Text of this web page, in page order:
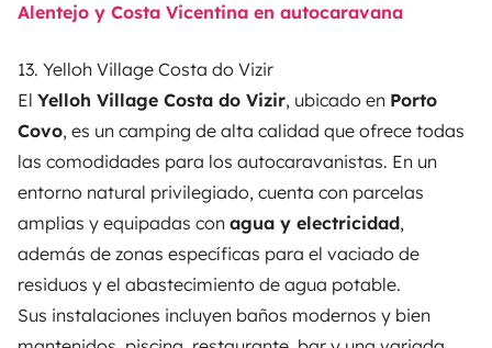
Alentejo y Costa Vicentina en autocaravana
13. Yelloh Village Costa do Vizir
El Yelloh Village Costa do Vizir, ubicado en Porto
Covo, es un camping de alta calidad que ofrece todas
las comodidades para los autocaravanistas. En un
entorno natural privilegiado, cuenta con parcelas
amplias y equipadas con agua y electricidad,
además de zonas específicas para el vaciado de
residuos y el abastecimiento de agua potable.
Sus instalaciones incluyen baños modernos y bien